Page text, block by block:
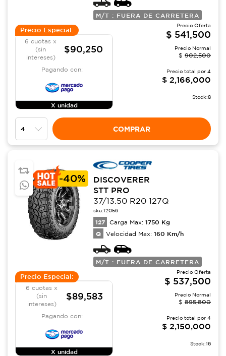
M/T : FUERA DE CARRETERA
Precio Especial:
6 cuotas x
(sin
intereses)
$90,250
Pagando con:
X unidad
Precio Oferta
$ 541,500
Precio Normal
$ 902,500
Precio total por 4
$ 2,166,000
Stock:8
COMPRAR
-40%
DISCOVERER
STT PRO
37/13.50 R20 127Q
sku:12056
127 Carga Max: 1750 Kg
Q Velocidad Max: 160 Km/h
M/T : FUERA DE CARRETERA
Precio Especial:
6 cuotas x
(sin
intereses)
$89,583
Pagando con:
X unidad
Precio Oferta
$ 537,500
Precio Normal
$ 895,800
Precio total por 4
$ 2,150,000
Stock:16